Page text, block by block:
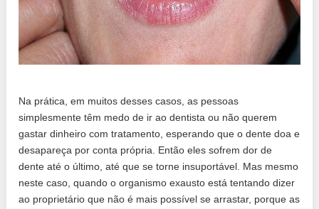
Na prática, em muitos desses casos, as pessoas
simplesmente têm medo de ir ao dentista ou não querem
gastar dinheiro com tratamento, esperando que o dente doa e
desapareça por conta própria. Então eles sofrem dor de
dente até o último, até que se torne insuportável. Mas mesmo
neste caso, quando o organismo exausto está tentando dizer
ao proprietário que não é mais possível se arrastar, porque as